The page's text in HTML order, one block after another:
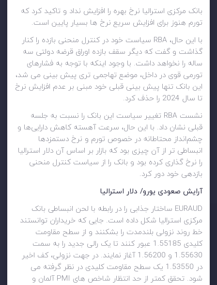
بانک مرکزی استرالیا نرخ بهره را افزایش نداد و تاکید کرد که
تورم هنوز برای افزایش سریع نرخ ها بسیار پایین است.
با این حال، RBA سیاست خود در کنترل منحنی بازده را کنار
گذاشت و گفت که دیگر سقف بازده اوراق قرضه دولتی سه
ساله را نخواهد داشت. با وجود اینکه با توجه به فشارهای
تورمی قوی در داخل، موضع تهاجمی تری پیش بینی می شد،
این بانک تنها پیش بینی قبلی خود مبنی بر عدم افزایش نرخ
تا سال 2024 را حذف کرد.
نشست RBA تغییر سیاست این بانک را نسبت به جلسه
قبلی نشان داد. با این حال، سرعت آهسته کاهش دارایی‌ها و
چشم‌انداز محتاطانه در خصوص تورم و نرخ دستمزدها
انبساطی تر از آن چیزی بود که بازار بر اساس آن دلار استرالیا
را نرخ گذاری کرده بود و بانک را از سیاست کنترل منحنی
بازدهی خود دور کرد.
آرایش صعودی یورو/ دلار استرالیا
EURAUD ساختار جذابی را در رابطه با لحن انبساطی بانک
مرکزی استرالیا شکل داده است. جایی که خریداران توانستند
خط روند نزولی بلندمدت را بشکنند و از سطح مقاومت
کلیدی 1.55185 عبور کنند تا یک رالی جدید را به سمت
1.55630 و 1.56200 آغاز نمایند. در جهت نزولی، کف اخیر
در 1.53550 یک سطح مقاومت کلیدی در نظر گرفته می
شود. تحقق کمتر از حد انتظار شاخص های PMI آلمان و